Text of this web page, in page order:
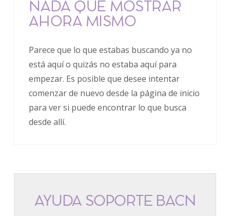
NADA QUE MOSTRAR
AHORA MISMO
Parece que lo que estabas buscando ya no
está aquí o quizás no estaba aquí para
empezar. Es posible que desee intentar
comenzar de nuevo desde la página de inicio
para ver si puede encontrar lo que busca
desde allí.
AYUDA SOPORTE BACN